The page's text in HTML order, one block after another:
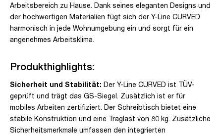
Arbeitsbereich zu Hause. Dank seines eleganten Designs und
der hochwertigen Materialien fügt sich der Y-Line CURVED
harmonisch in jede Wohnumgebung ein und sorgt für ein
angenehmes Arbeitsklima.
Produkthighlights:
Sicherheit und Stabilität: Der Y-Line CURVED ist TÜV-
geprüft und trägt das GS-Siegel. Zusätzlich ist er für
mobiles Arbeiten zertifiziert. Der Schreibtisch bietet eine
stabile Konstruktion und eine Traglast von 80 kg. Zusätzliche
Sicherheitsmerkmale umfassen den integrierten